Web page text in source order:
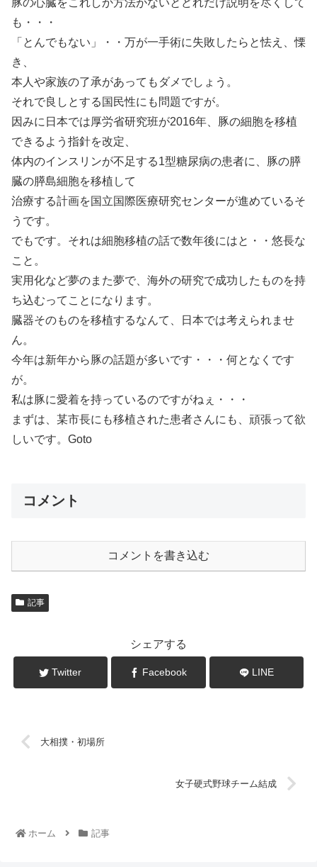
豚の心臓をこれしか方法がないとどれだけ説明を尽くして
も・・・
「とんでもない」・・万が一手術に失敗したらと怯え、慄
き、
本人や家族の了承があってもダメでしょう。
それで良しとする国民性にも問題ですが。
因みに日本では厚労省研究班が2016年、豚の細胞を移植
できるよう指針を改定、
体内のインスリンが不足する1型糖尿病の患者に、豚の膵
臓の膵島細胞を移植して
治療する計画を国立国際医療研究センターが進めているそ
うです。
でもです。それは細胞移植の話で数年後にはと・・悠長な
こと。
実用化など夢のまた夢で、海外の研究で成功したものを持
ち込むってことになります。
臓器そのものを移植するなんて、日本では考えられませ
ん。
今年は新年から豚の話題が多いです・・・何となくです
が。
私は豚に愛着を持っているのですがねぇ・・・
まずは、某市長にも移植された患者さんにも、頑張って欲
しいです。Goto
コメント
コメントを書き込む
記事
シェアする
Twitter Facebook LINE
大相撲・初場所
女子硬式野球チーム結成
ホーム 記事